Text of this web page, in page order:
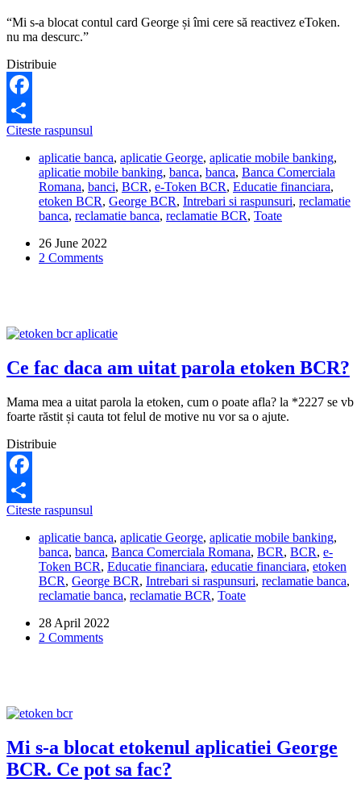
“Mi s-a blocat contul card George și îmi cere să reactivez eToken.
nu ma descurc.”
Distribuie
Facebook
Share
Citeste raspunsul
sa
reactivez
aplicatia
eToken
BCR?
aplicatie banca, aplicatie George, aplicatie mobile banking,
aplicatie mobile banking, banca, banca, Banca Comerciala
Romana, banci, BCR, e-Token BCR, Educatie financiara,
etoken BCR, George BCR, Intrebari si raspunsuri, reclamatie
banca, reclamatie banca, reclamatie BCR, Toate
26 June 2022
2 Comments
Ce fac daca am uitat parola etoken BCR?
Mama mea a uitat parola la etoken, cum o poate afla? la *2227 se vb
foarte răstit și cauta tot felul de motive nu vor sa o ajute.
Distribuie
Facebook
Share
Citeste raspunsul
daca
am
uitat
parola
etoken
aplicatie banca, aplicatie George, aplicatie mobile banking,
banca, banca, Banca Comerciala Romana, BCR, BCR, e-
Token BCR, Educatie financiara, educatie financiara, etoken
BCR, George BCR, Intrebari si raspunsuri, reclamatie banca,
reclamatie banca, reclamatie BCR, Toate
28 April 2022
2 Comments
Mi s-a blocat etokenul aplicatiei George
BCR. Ce pot sa fac?